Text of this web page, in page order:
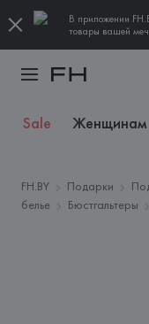
В приложении
товары вашей
Sale Женщинам
FH.BY Подарки
белье
Бюстгальтеры